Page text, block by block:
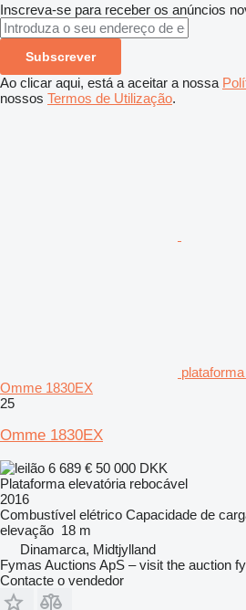
Inscreva-se para receber os anúncios
Subscrever
Ao clicar aqui, está a aceitar a nossa
nossos Termos de Utilização.
Omme 1830EX
25
Omme 1830EX
6 689 € 50 000 DKK
Plataforma elevatória rebocável
2016
Combustível elétrico Capacidade de
elevação 18 m
Dinamarca, Midtjylland
Fymas Auctions ApS – visit the auction
Contacte o vendedor